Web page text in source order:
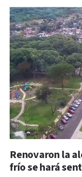
Renovaron la
frío se hará